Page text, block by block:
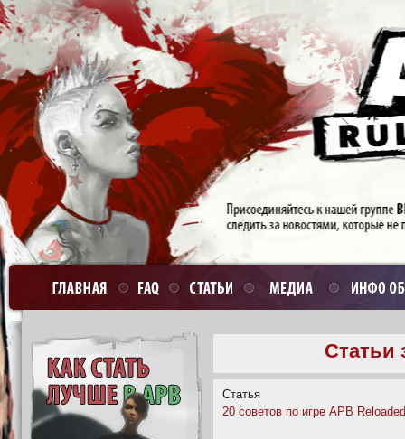
Статьи
Статья
20 советов по игре APB Reloaded